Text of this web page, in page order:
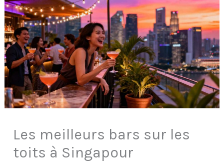
Les meilleurs bars sur les
toits à Singapour